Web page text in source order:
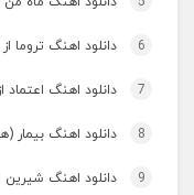
6 دانلود اهنگ تروما
7 دانلود اهنگ اعتماد
8 دانلود اهنگ بیمار
9 دانلود اهنگ شیرین